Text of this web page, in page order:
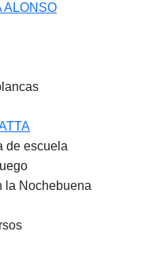
ALONSO
de escuela
la Nochebuena